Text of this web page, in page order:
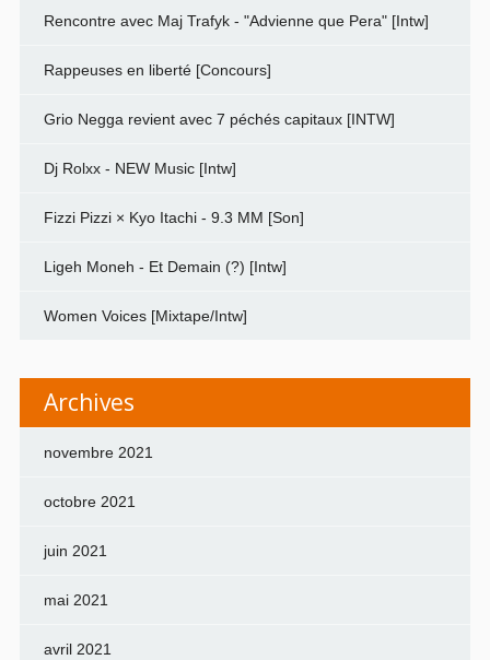
Rencontre avec Maj Trafyk - "Advienne que Pera" [Intw]
Rappeuses en liberté [Concours]
Grio Negga revient avec 7 péchés capitaux [INTW]
Dj Rolxx - NEW Music [Intw]
Fizzi Pizzi × Kyo Itachi - 9.3 MM [Son]
Ligeh Moneh - Et Demain (?) [Intw]
Women Voices [Mixtape/Intw]
Archives
novembre 2021
octobre 2021
juin 2021
mai 2021
avril 2021